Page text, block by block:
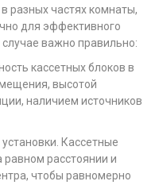
разных частях комнаты,
для эффективного
важно правильно:
кассетных блоков в
высотой
наличием источников
Кассетные
равном расстоянии и
чтобы равномерно